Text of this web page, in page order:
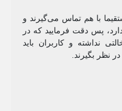
با هم تماس می‌گیرند و
پس دقت فرمایید که در
نداشته و کاربران باید
نظر بگیرند.